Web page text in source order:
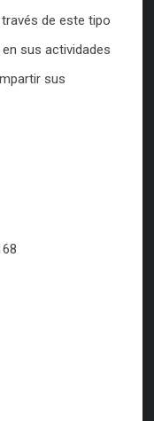
de este tipo
sus actividades
sus